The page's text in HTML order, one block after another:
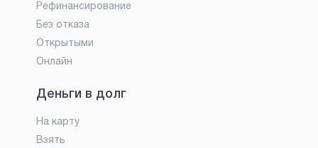
Рефинансирование
Без отказа
Открытыми
Онлайн
Деньги в долг
На карту
Взять